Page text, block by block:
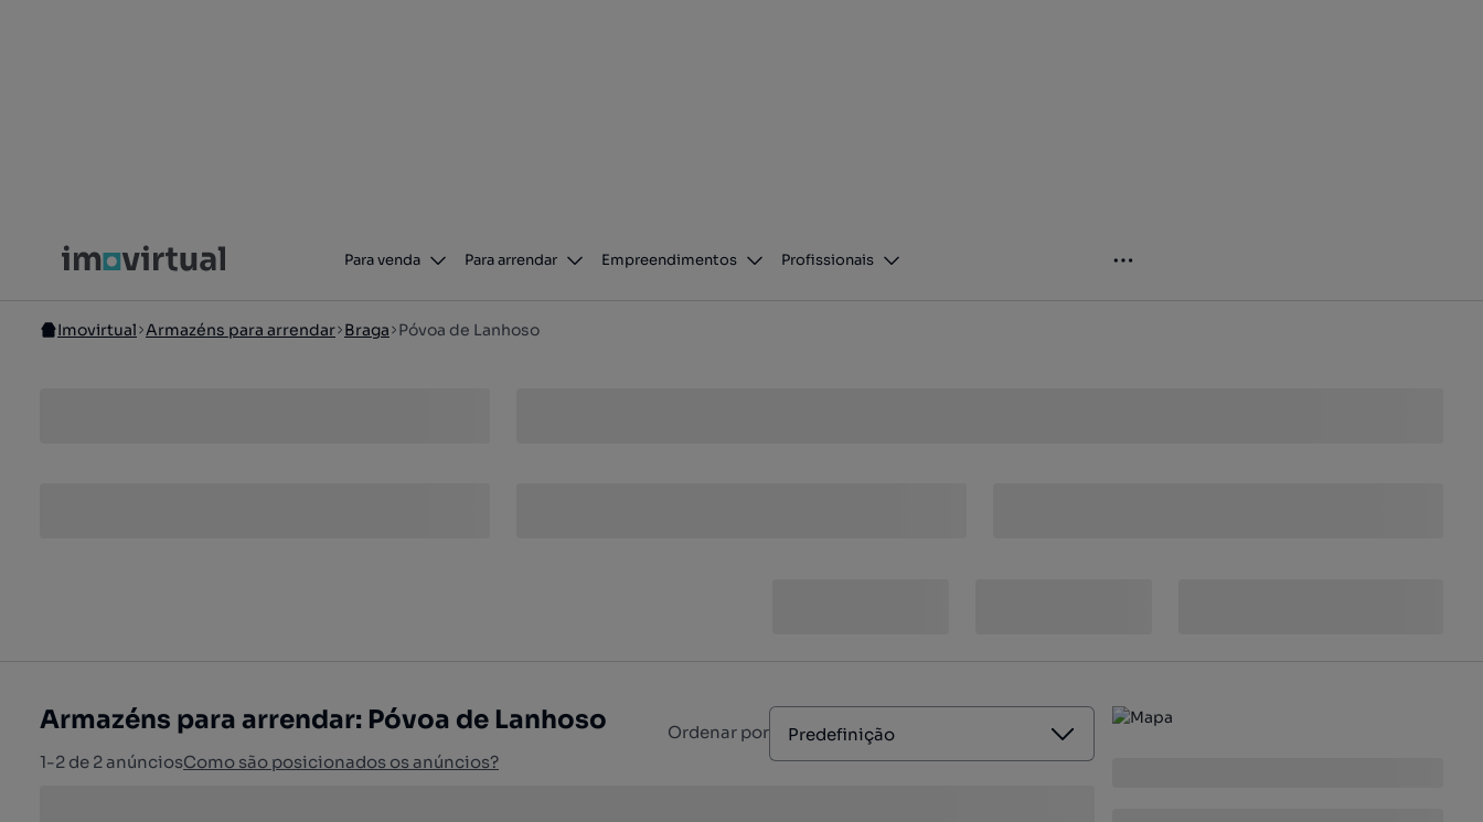
Para venda Para arrendar Empreendimentos Profissionais
Imovirtual Armazéns para arrendar Braga Póvoa de Lanhoso
Armazéns para arrendar: Póvoa de Lanhoso
1-2 de 2 anúnciosComo são posicionados os anúncios?
Ordenar por Predefinição